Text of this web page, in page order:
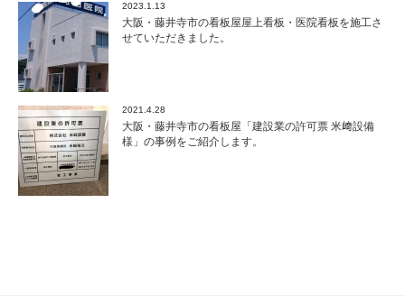
2023.1.13
大阪・藤井寺市の看板屋屋上看板・医院看板を施工さ
せていただきました。
2021.4.28
大阪・藤井寺市の看板屋「建設業の許可票 米﨑設備
様」の事例をご紹介します。